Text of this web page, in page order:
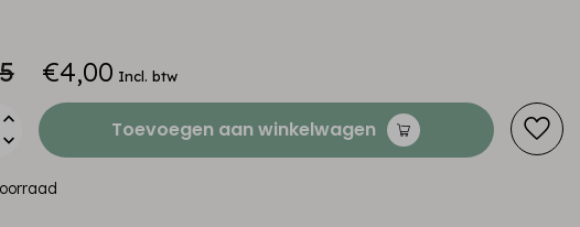
€4,00 Incl. btw
Toevoegen aan winkelwagen